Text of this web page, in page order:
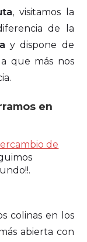
, visitamos la
de la
y dispone de
que más nos
en
de
colinas en los
abierta con